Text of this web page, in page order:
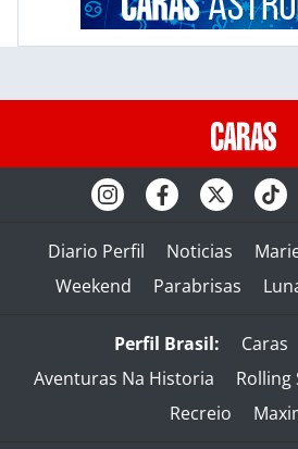
Diario Perfil Noticias
Weekend
Parabrisas
Perfil Brasil: Caras
Aventuras Na Historia
Rolling
Recreio